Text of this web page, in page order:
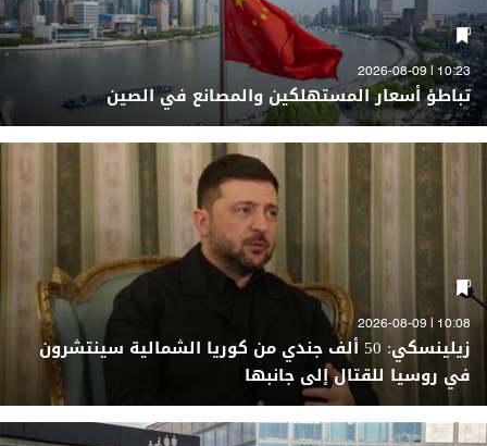
10:23 | 2026-08-09
تباطؤ أسعار المستهلكين والمصانع في الصين
10:08 | 2026-08-09
زيلينسكي: 50 ألف جندي من كوريا الشمالية سينتشرون
في روسيا للقتال إلى جانبها